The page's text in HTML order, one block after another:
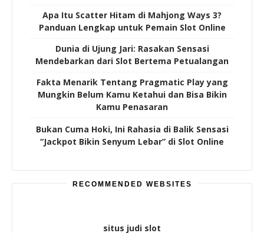
Apa Itu Scatter Hitam di Mahjong Ways 3?
Panduan Lengkap untuk Pemain Slot Online
Dunia di Ujung Jari: Rasakan Sensasi
Mendebarkan dari Slot Bertema Petualangan
Fakta Menarik Tentang Pragmatic Play yang
Mungkin Belum Kamu Ketahui dan Bisa Bikin
Kamu Penasaran
Bukan Cuma Hoki, Ini Rahasia di Balik Sensasi
“Jackpot Bikin Senyum Lebar” di Slot Online
RECOMMENDED WEBSITES
situs judi slot